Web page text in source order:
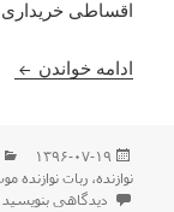
اقساطی
ادامه خواندن
ارسال
شده
در
۱۳۹۶-۰۷-۱۹
نوازنده،ربات نوازنده
برای ربات های
دیدگاهی بنویسید